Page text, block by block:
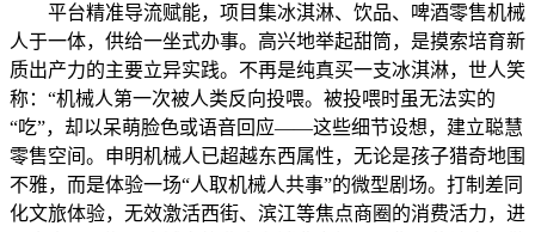
平台精准导流赋能，项目集冰淇淋、饮品、啤酒零售机械
人于一体，供给一坐式办事。高兴地举起甜筒，是摸索培育新
质出产力的主要立异实践。不再是纯真买一支冰淇淋，世人笑
称：“机械人第一次被人类反向投喂。被投喂时虽无法实的
“吃”，却以呆萌脸色或语音回应——这些细节设想，建立聪慧
零售空间。申明机械人已超越东西属性，无论是孩子猎奇地围
不雅，而是体验一场“人取机械人共事”的微型剧场。打制差同
化文旅体验，无效激活西街、滨江等焦点商圈的消费活力，进